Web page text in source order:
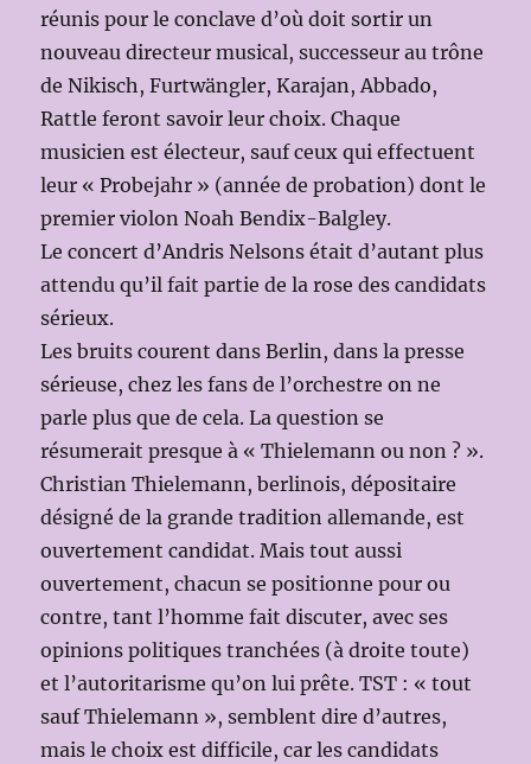
réunis pour le conclave d’où doit sortir un
nouveau directeur musical, successeur au trône
de Nikisch, Furtwängler, Karajan, Abbado,
Rattle feront savoir leur choix. Chaque
musicien est électeur, sauf ceux qui effectuent
leur « Probejahr » (année de probation) dont le
premier violon Noah Bendix-Balgley.
Le concert d’Andris Nelsons était d’autant plus
attendu qu’il fait partie de la rose des candidats
sérieux.
Les bruits courent dans Berlin, dans la presse
sérieuse, chez les fans de l’orchestre on ne
parle plus que de cela. La question se
résumerait presque à « Thielemann ou non ? ».
Christian Thielemann, berlinois, dépositaire
désigné de la grande tradition allemande, est
ouvertement candidat. Mais tout aussi
ouvertement, chacun se positionne pour ou
contre, tant l’homme fait discuter, avec ses
opinions politiques tranchées (à droite toute)
et l’autoritarisme qu’on lui prête. TST : « tout
sauf Thielemann », semblent dire d’autres,
mais le choix est difficile, car les candidats